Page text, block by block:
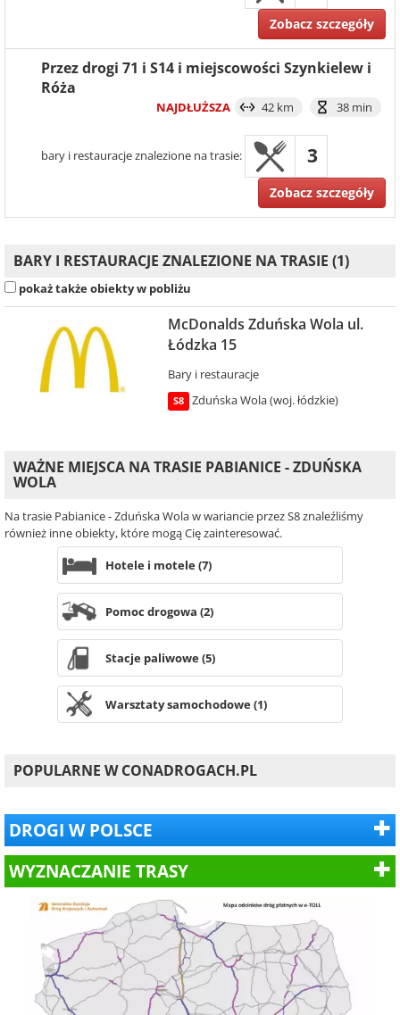
Zobacz szczegóły
Przez drogi 71 i S14 i miejscowości Szynkielew i
Róża
NAJDŁUŻSZA 42 km 38 min
bary i restauracje znalezione na trasie: 3
Zobacz szczegóły
BARY I RESTAURACJE ZNALEZIONE NA TRASIE (1)
pokaż także obiekty w pobliżu
McDonalds Zduńska Wola ul.
Łódzka 15
Bary i restauracje
S8 Zduńska Wola (woj. łódzkie)
WAŻNE MIEJSCA NA TRASIE PABIANICE - ZDUŃSKA
WOLA
Na trasie Pabianice - Zduńska Wola w wariancie przez S8 znaleźliśmy
również inne obiekty, które mogą Cię zainteresować.
Hotele i motele (7)
Pomoc drogowa (2)
Stacje paliwowe (5)
Warsztaty samochodowe (1)
POPULARNE W CONADROGACH.PL
DROGI W POLSCE
WYZNACZANIE TRASY